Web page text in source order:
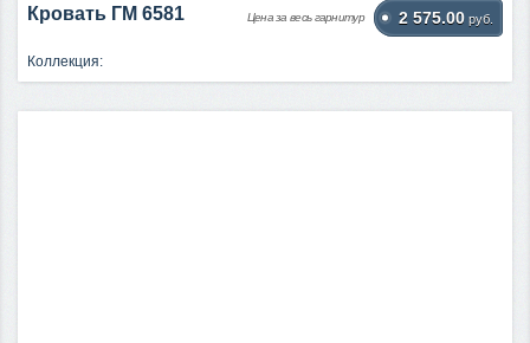
Кровать ГМ 6581 Цена за весь гарнитур 2 575.00 руб.
Коллекция: